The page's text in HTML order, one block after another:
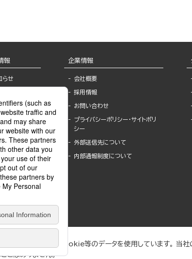
報
らせ
様へ
ライセンシー
SNSアカウ
一覧
list
list
企業情報
会社概要
採用情報
お問い合わせ
プライバシーポリシー・サイトポリ
シー
外部送信先について
内部通報制度について
利便性向上のためにCookie等のデータを使用しています。 当
とはありません。